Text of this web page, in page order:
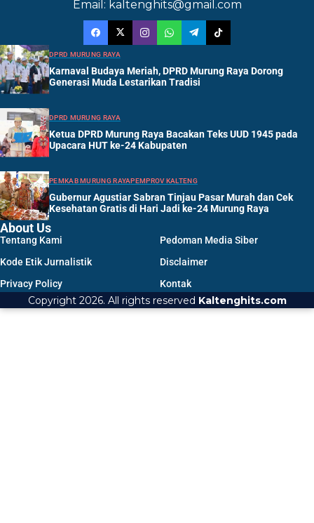
Email: kaltenghits@gmail.com
DPRD MURUNG RAYA
Karnaval Budaya Meriah, DPRD Murung Raya Dorong
Generasi Muda Lestarikan Tradisi
DPRD MURUNG RAYA
Ketua DPRD Murung Raya Bacakan Teks UUD 1945 pada
Upacara HUT ke-24 Kabupaten
PEMKAB MURUNG RAYAPEMPROV KALTENG
Gubernur Agustiar Sabran Tinjau Pasar Murah dan Cek
Kesehatan Gratis di Hari Jadi ke-24 Murung Raya
About Us
Tentang Kami
Pedoman Media Siber
Kode Etik Jurnalistik
Disclaimer
Privacy Policy
Kontak
Copyright 2026. All rights reserved Kaltenghits.com